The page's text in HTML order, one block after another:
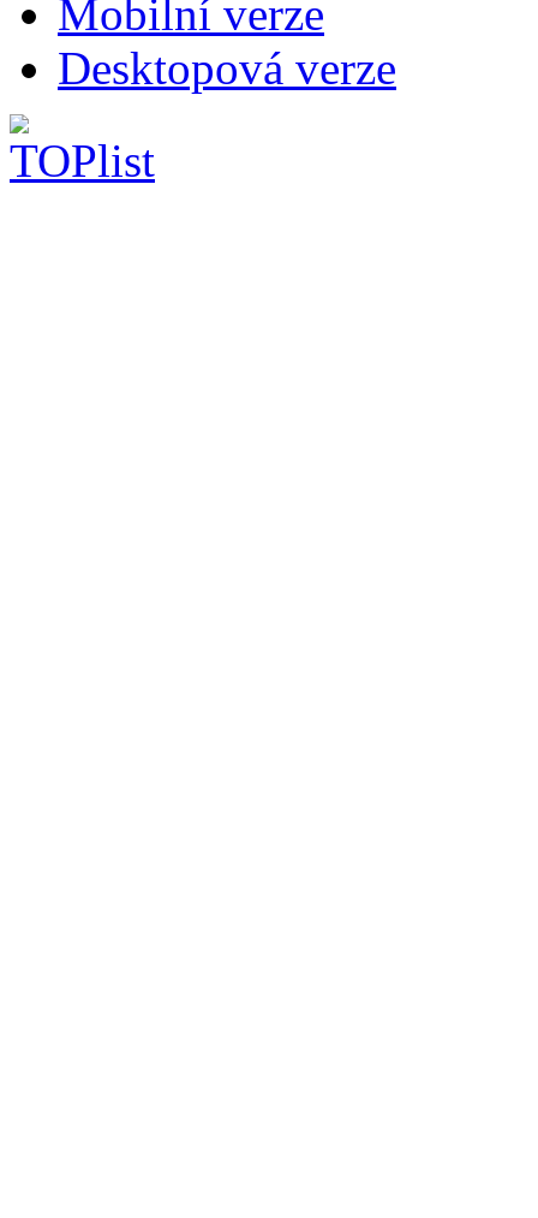
Mobilní verze
Desktopová verze